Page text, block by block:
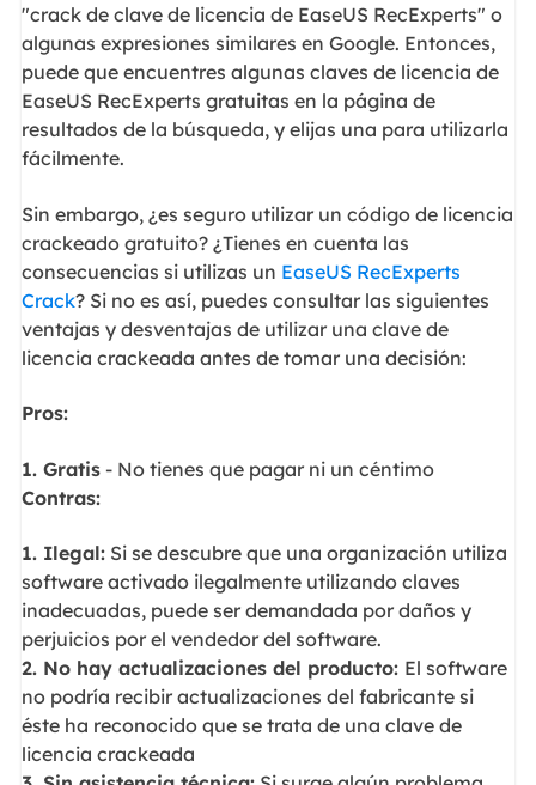
"crack de clave de licencia de EaseUS RecExperts" o
algunas expresiones similares en Google. Entonces,
puede que encuentres algunas claves de licencia de
EaseUS RecExperts gratuitas en la página de
resultados de la búsqueda, y elijas una para utilizarla
fácilmente.
Sin embargo, ¿es seguro utilizar un código de licencia
crackeado gratuito? ¿Tienes en cuenta las
consecuencias si utilizas un EaseUS RecExperts
Crack? Si no es así, puedes consultar las siguientes
ventajas y desventajas de utilizar una clave de
licencia crackeada antes de tomar una decisión:
Pros:
1. Gratis- No tienes que pagar ni un céntimo
Contras:
1. Ilegal:Si se descubre que una organización utiliza
software activado ilegalmente utilizando claves
inadecuadas, puede ser demandada por daños y
perjuicios por el vendedor del software.
2. No hay actualizaciones del producto: El software
no podría recibir actualizaciones del fabricante si
éste ha reconocido que se trata de una clave de
licencia crackeada